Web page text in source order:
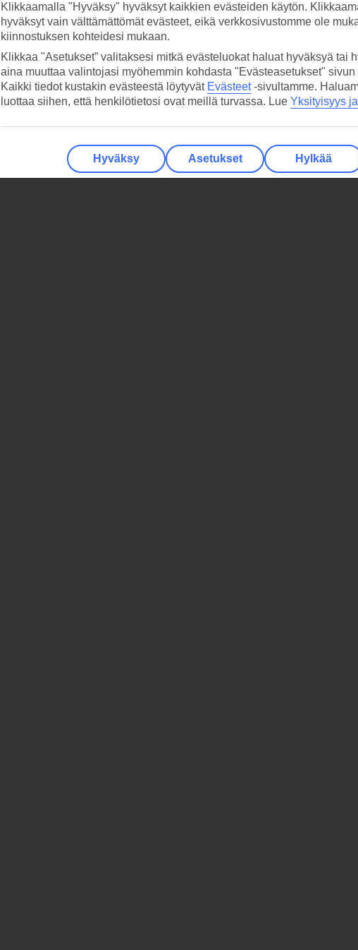
Klikkaamalla "Hyväksy" hyväksyt kaikkien evästeiden käytön.
hyväksyt vain välttämättömät evästeet, eikä verkkosivustomme ole
kiinnostuksen kohteidesi mukaan.
Klikkaa "Asetukset” valitaksesi mitkä evästeluokat haluat hyväksyä tai
aina muuttaa valintojasi myöhemmin kohdasta "Evästeasetukset"
Kaikki tiedot kustakin evästeestä löytyvät Evästeet-sivultamme.
luottaa siihen, että henkilötietosi ovat meillä turvassa. Lue Yksityisyys
Hyväksy Asetukset Hylkää